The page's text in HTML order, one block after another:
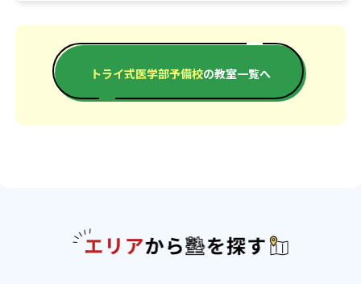
トライ式医学部予備校の教室一覧へ